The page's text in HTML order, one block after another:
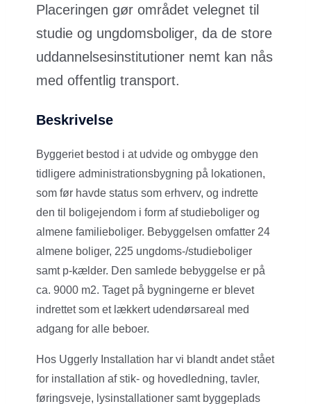
Placeringen gør området velegnet til
studie og ungdomsboliger, da de store
uddannelsesinstitutioner nemt kan nås
med offentlig transport.
Beskrivelse
Byggeriet bestod i at udvide og ombygge den
tidligere administrationsbygning på lokationen,
som før havde status som erhverv, og indrette
den til boligejendom i form af studieboliger og
almene familieboliger. Bebyggelsen omfatter 24
almene boliger, 225 ungdoms-/studieboliger
samt p-kælder. Den samlede bebyggelse er på
ca. 9000 m2. Taget på bygningerne er blevet
indrettet som et lækkert udendørsareal med
adgang for alle beboer.
Hos Uggerly Installation har vi blandt andet stået
for installation af stik- og hovedledning, tavler,
føringsveje, lysinstallationer samt byggeplads